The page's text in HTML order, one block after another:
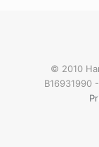
© 2010
B16931990